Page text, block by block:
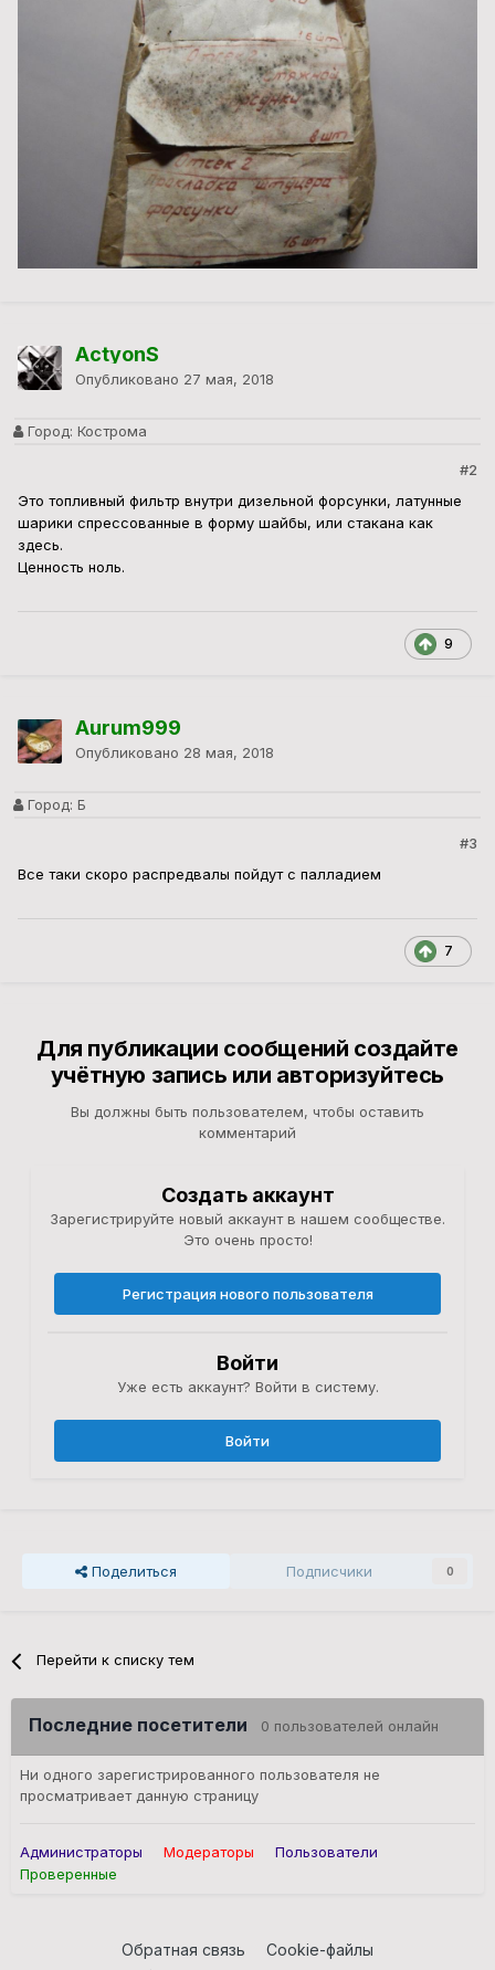
ActyonS
Опубликовано 27 мая, 2018
Город: Кострома
#2
Это топливный фильтр внутри дизельной форсунки, латунные
шарики спрессованные в форму шайбы, или стакана как
здесь.
Ценность ноль.
9
Aurum999
Опубликовано 28 мая, 2018
Город: Б
#3
Все таки скоро распредвалы пойдут с палладием
7
Для публикации сообщений создайте
учётную запись или авторизуйтесь
Вы должны быть пользователем, чтобы оставить
комментарий
Создать аккаунт
Зарегистрируйте новый аккаунт в нашем сообществе.
Это очень просто!
Регистрация нового пользователя
Войти
Уже есть аккаунт? Войти в систему.
Войти
Поделиться Подписчики 0
Перейти к списку тем
Последние посетители 0 пользователей онлайн
Ни одного зарегистрированного пользователя не
просматривает данную страницу
Администраторы Модераторы
Пользователи
Проверенные
Обратная связь Cookie-файлы